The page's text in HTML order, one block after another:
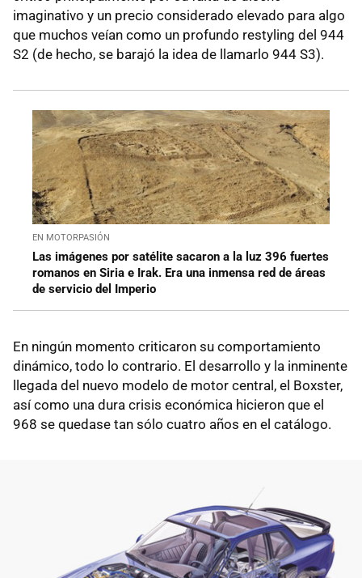
imaginativo y un precio considerado elevado para algo
que muchos veían como un profundo restyling del 944
S2 (de hecho, se barajó la idea de llamarlo 944 S3).
EN MOTORPASIÓN
Las imágenes por satélite sacaron a la luz 396 fuertes
romanos en Siria e Irak. Era una inmensa red de áreas
de servicio del Imperio
En ningún momento criticaron su comportamiento
dinámico, todo lo contrario. El desarrollo y la inminente
llegada del nuevo modelo de motor central, el Boxster,
así como una dura crisis económica hicieron que el
968 se quedase tan sólo cuatro años en el catálogo.